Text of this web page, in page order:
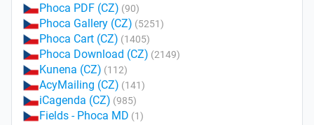
Phoca PDF (CZ) (90)
Phoca Gallery (CZ) (5251)
Phoca Cart (CZ) (1405)
Phoca Download (CZ) (2149)
Kunena (CZ) (112)
AcyMailing (CZ) (141)
iCagenda (CZ) (985)
Fields - Phoca MD (1)